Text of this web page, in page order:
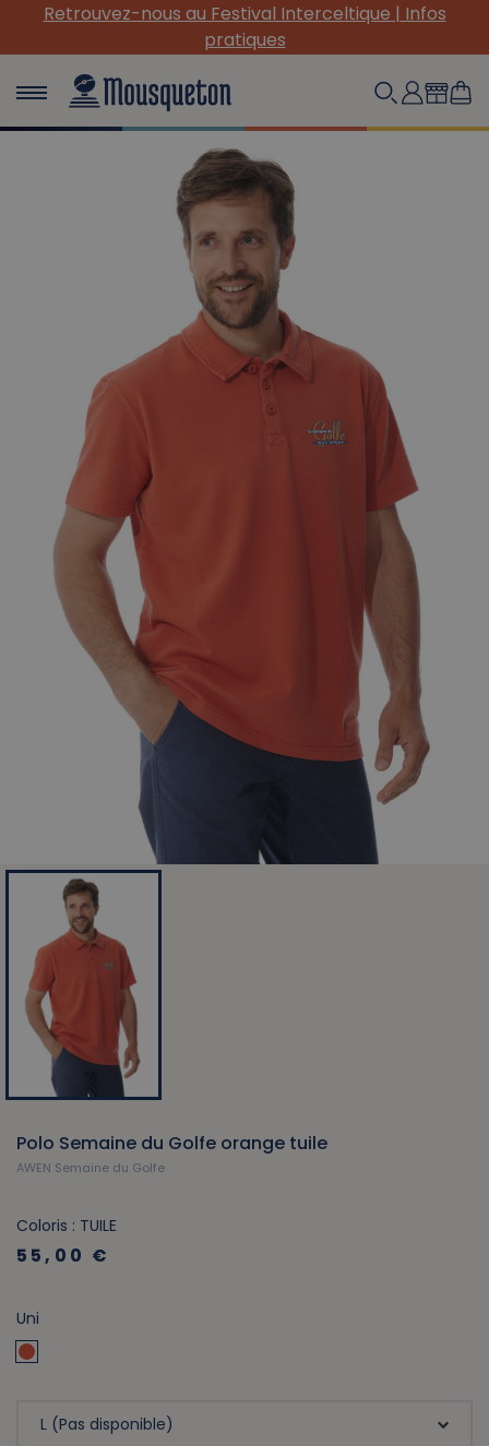
Retrouvez-nous au Festival Interceltique | Infos
pratiques
Polo Semaine du Golfe orange tuile
AWEN Semaine du Golfe
Coloris : TUILE
55,00 €
Uni